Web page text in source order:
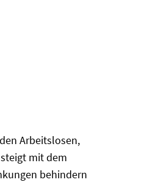
Arbeitslosen,
mit dem
behindern